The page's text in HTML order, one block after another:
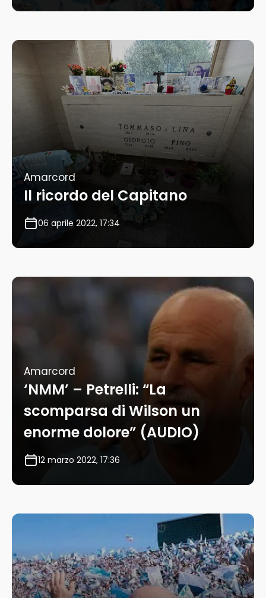
Amarcord
Il ricordo del Capitano
06 aprile 2022, 17:34
Amarcord
‘NMM’ – Petrelli: “La
scomparsa di Wilson un
enorme dolore” (AUDIO)
12 marzo 2022, 17:36